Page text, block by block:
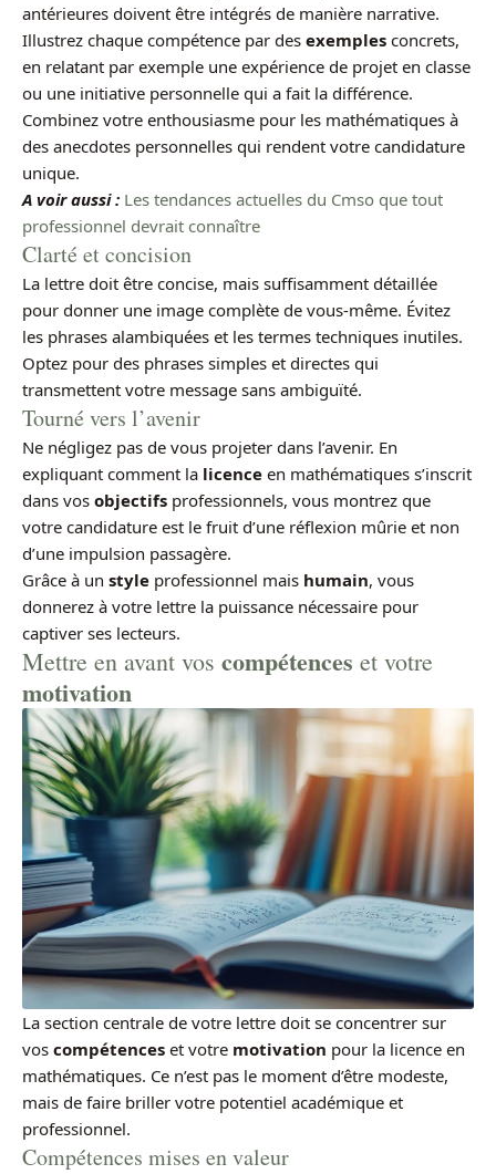
antérieures doivent être intégrés de manière narrative.
Illustrez chaque compétence par des exemples concrets,
en relatant par exemple une expérience de projet en classe
ou une initiative personnelle qui a fait la différence.
Combinez votre enthousiasme pour les mathématiques à
des anecdotes personnelles qui rendent votre candidature
unique.
A voir aussi : Les tendances actuelles du Cmso que tout
professionnel devrait connaître
Clarté et concision
La lettre doit être concise, mais suffisamment détaillée
pour donner une image complète de vous-même. Évitez
les phrases alambiquées et les termes techniques inutiles.
Optez pour des phrases simples et directes qui
transmettent votre message sans ambiguïté.
Tourné vers l’avenir
Ne négligez pas de vous projeter dans l’avenir. En
expliquant comment la licence en mathématiques s’inscrit
dans vos objectifs professionnels, vous montrez que
votre candidature est le fruit d’une réflexion mûrie et non
d’une impulsion passagère.
Grâce à un style professionnel mais humain, vous
donnerez à votre lettre la puissance nécessaire pour
captiver ses lecteurs.
Mettre en avant vos compétences et votre
motivation
La section centrale de votre lettre doit se concentrer sur
vos compétences et votre motivation pour la licence en
mathématiques. Ce n’est pas le moment d’être modeste,
mais de faire briller votre potentiel académique et
professionnel.
Compétences mises en valeur